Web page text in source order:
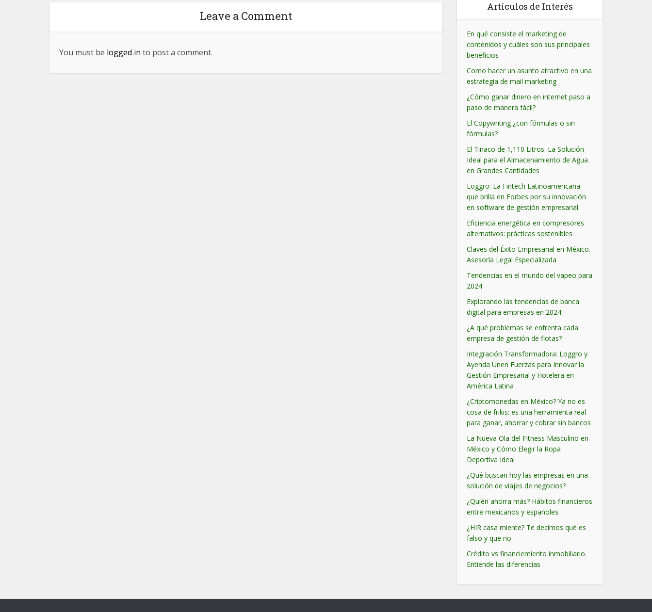
Leave a Comment
You must be logged in to post a comment.
Artículos de Interés
En qué consiste el marketing de
contenidos y cuáles son sus principales
beneficios
Como hacer un asunto atractivo en una
estrategia de mail marketing
¿Cómo ganar dinero en internet paso a
paso de manera fácil?
El Copywriting ¿con fórmulas o sin
fórmulas?
El Tinaco de 1,110 Litros: La Solución
Ideal para el Almacenamiento de Agua
en Grandes Cantidades
Loggro: La Fintech Latinoamericana
que brilla en Forbes por su innovación
en software de gestión empresarial
Eficiencia energética en compresores
alternativos: prácticas sostenibles
Claves del Éxito Empresarial en México.
Asesoría Legal Especializada
Tendencias en el mundo del vapeo para
2024
Explorando las tendencias de banca
digital para empresas en 2024
¿A qué problemas se enfrenta cada
empresa de gestión de flotas?
Integración Transformadora: Loggro y
Ayenda Unen Fuerzas para Innovar la
Gestión Empresarial y Hotelera en
América Latina
¿Criptomonedas en México? Ya no es
cosa de frikis: es una herramienta real
para ganar, ahorrar y cobrar sin bancos
La Nueva Ola del Fitness Masculino en
México y Cómo Elegir la Ropa
Deportiva Ideal
¿Qué buscan hoy las empresas en una
solución de viajes de negocios?
¿Quién ahorra más? Hábitos financieros
entre mexicanos y españoles
¿HIR casa miente? Te decimos qué es
falso y que no
Crédito vs financiemiento inmobiliario.
Entiende las diferencias